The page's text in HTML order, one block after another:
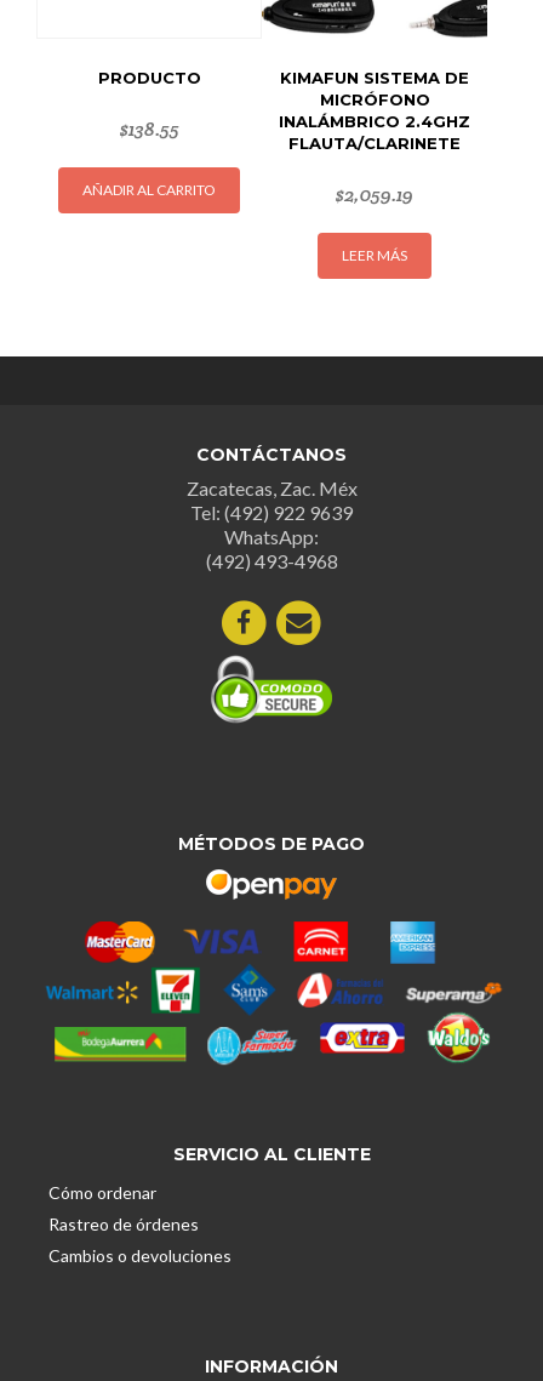
PRODUCTO
$138.55
AÑADIR AL CARRITO
KIMAFUN SISTEMA DE
MICRÓFONO
INALÁMBRICO 2.4GHZ
FLAUTA/CLARINETE
$2,059.19
LEER MÁS
CONTÁCTANOS
Zacatecas, Zac. Méx
Tel: (492) 922 9639
WhatsApp:
(492) 493-4968
MÉTODOS DE PAGO
SERVICIO AL CLIENTE
Cómo ordenar
Rastreo de órdenes
Cambios o devoluciones
INFORMACIÓN